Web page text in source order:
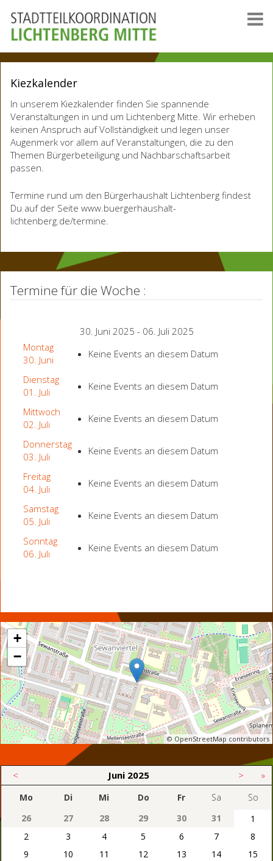
Kiezkalender
In unserem Kiezkalender finden Sie spannende
Veranstaltungen in und um Lichtenberg Mitte. Wir erheben
keinen Anspruch auf Vollständigkeit und legen unser
Augenmerk vor allem auf Veranstaltungen, die zu den
Themen Bürgerbeteiligung und Nachbarschaftsarbeit
passen.
Termine rund um den Bürgerhaushalt Lichtenberg findest
Du auf der Seite www.buergerhaushalt-
lichtenberg.de/termine.
Termine für die Woche :
30. Juni 2025 - 06. Juli 2025
Montag
30. Juni
Keine Events an diesem Datum
Dienstag
01. Juli
Keine Events an diesem Datum
Mittwoch
02. Juli
Keine Events an diesem Datum
Donnerstag
03. Juli
Keine Events an diesem Datum
Freitag
04. Juli
Keine Events an diesem Datum
Samstag
05. Juli
Keine Events an diesem Datum
Sonntag
06. Juli
Keine Events an diesem Datum
+
−
© OpenStreetMap contributors
< Juni 2025 > »
Mo Di Mi Do Fr Sa
So
26
27 28 29 30 31
1
2
3 4 5 6 7
8
9
10 11 12 13 14
15